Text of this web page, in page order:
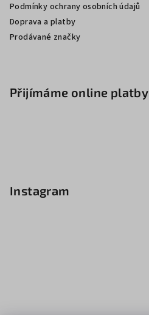
Podmínky ochrany osobních údajů
Doprava a platby
Prodávané značky
Přijímáme online platby
Instagram